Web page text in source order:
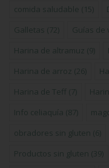
comida saludable (15)
Galletas (72) Guías de
Harina de altramuz (9)
Harina de arroz (26)
Harina de Teff (7)
Info celiaquía (87)
obradores sin gluten (6)
Productos sin gluten (39)